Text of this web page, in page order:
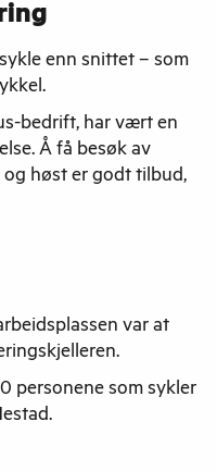
enn snittet – som
bedrift, har vært en
Å få besøk av
høst er godt tilbud,
var at
personene som sykler